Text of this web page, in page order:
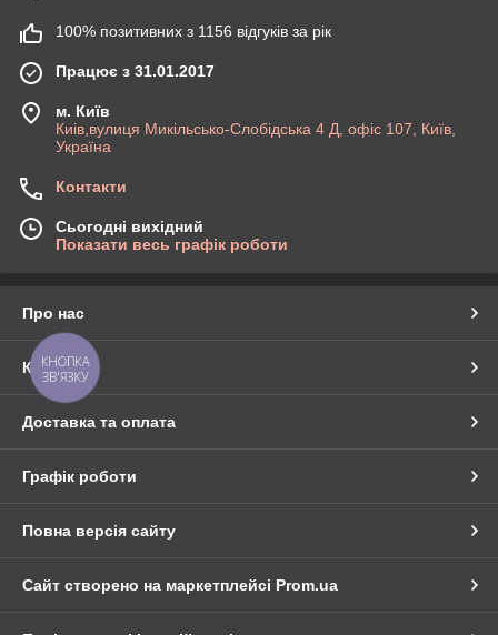
100% позитивних з 1156 відгуків за рік
Працює з 31.01.2017
м. Київ
Киів,вулиця Микільсько-Слобідська 4 Д, офіс 107, Київ,
Україна
Контакти
Сьогодні вихідний
Показати весь графік роботи
Про нас
Контакти
Доставка та оплата
Графік роботи
Повна версія сайту
Сайт створено на маркетплейсі Prom.ua
КНОПКА
ЗВ'ЯЗКУ